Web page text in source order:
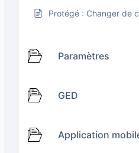
Protégé : Changer de
Paramètres
GED
Application